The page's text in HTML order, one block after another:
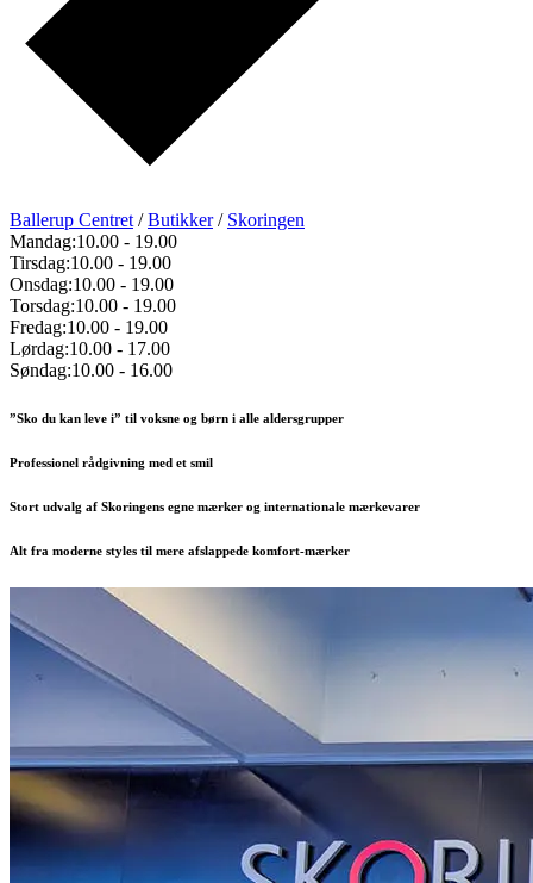
Ballerup Centret /Butikker/ Skoringen
Mandag:10.00 - 19.00
Tirsdag:10.00 - 19.00
Onsdag:10.00 - 19.00
Torsdag:10.00 - 19.00
Fredag:10.00 - 19.00
Lørdag:10.00 - 17.00
Søndag:10.00 - 16.00
”Sko du kan leve i” til voksne og børn i alle aldersgrupper
Professionel rådgivning med et smil
Stort udvalg af Skoringens egne mærker og internationale mærkevarer
Alt fra moderne styles til mere afslappede komfort-mærker